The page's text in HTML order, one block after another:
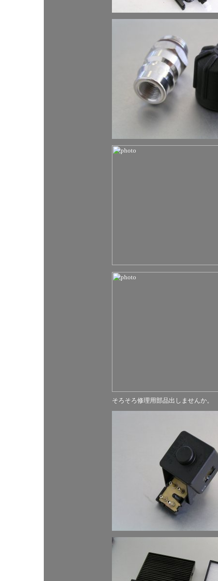
そろそろ修理用部品出しませんか。